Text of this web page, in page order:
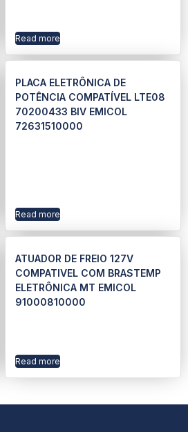
Read more
PLACA ELETRÔNICA DE
POTÊNCIA COMPATÍVEL LTE08
70200433 BIV EMICOL
72631510000
Read more
ATUADOR DE FREIO 127V
COMPATIVEL COM BRASTEMP
ELETRÔNICA MT EMICOL
91000810000
Read more